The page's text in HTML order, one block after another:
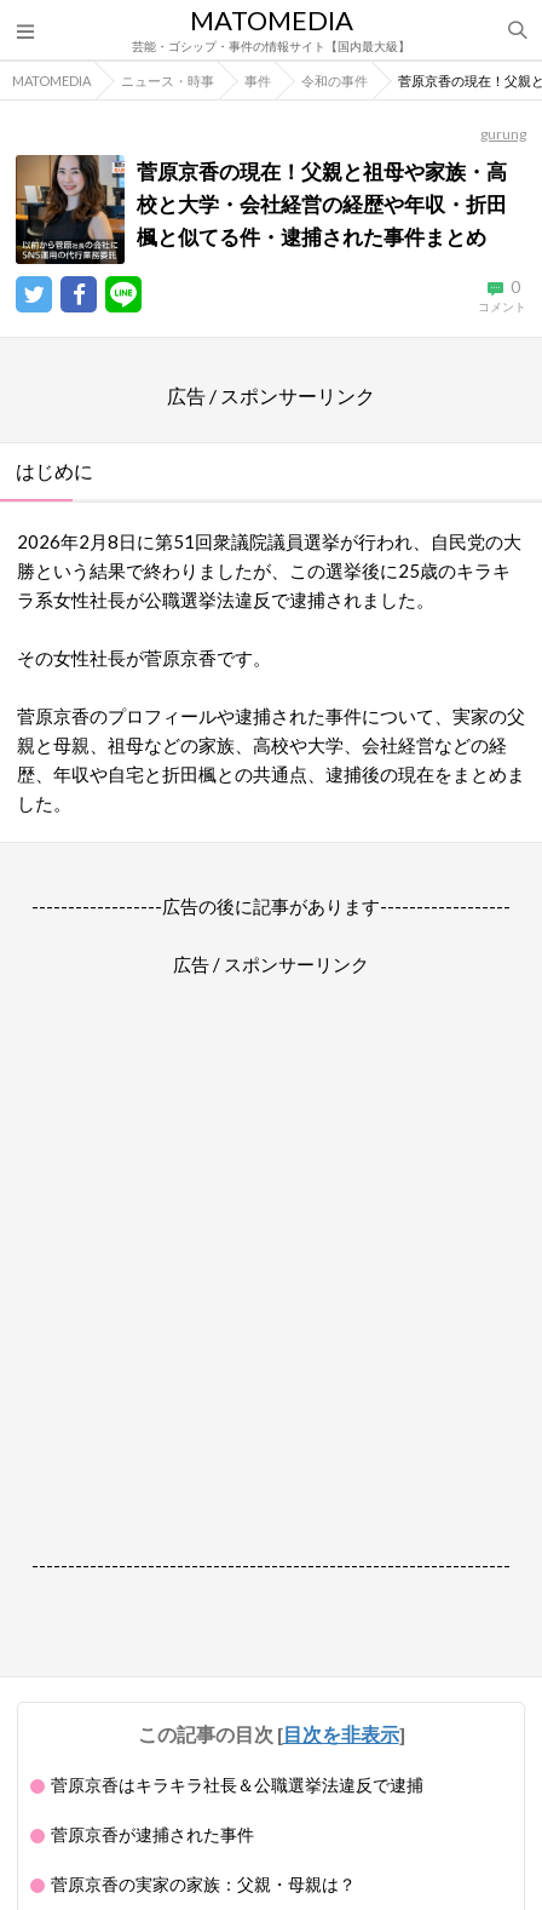
MATOMEDIA
芸能・ゴシップ・事件の情報サイト【国内最大級】
MATOMEDIA ニュース・時事 事件 令和の事件 菅原京香の現在！父親
gurung
菅原京香の現在！父親と祖母や家族・高
校と大学・会社経営の経歴や年収・折田
楓と似てる件・逮捕された事件まとめ
0
コメント
広告 / スポンサーリンク
はじめに
2026年2月8日に第51回衆議院議員選挙が行われ、自民党の大
勝という結果で終わりましたが、この選挙後に25歳のキラキ
ラ系女性社長が公職選挙法違反で逮捕されました。
その女性社長が菅原京香です。
菅原京香のプロフィールや逮捕された事件について、実家の父
親と母親、祖母などの家族、高校や大学、会社経営などの経
歴、年収や自宅と折田楓との共通点、逮捕後の現在をまとめま
した。
------------------広告の後に記事があります------------------
広告 / スポンサーリンク
------------------------------------------------------------------
この記事の目次 [目次を非表示]
菅原京香はキラキラ社長＆公職選挙法違反で逮捕
菅原京香が逮捕された事件
菅原京香の実家の家族：父親・母親は？